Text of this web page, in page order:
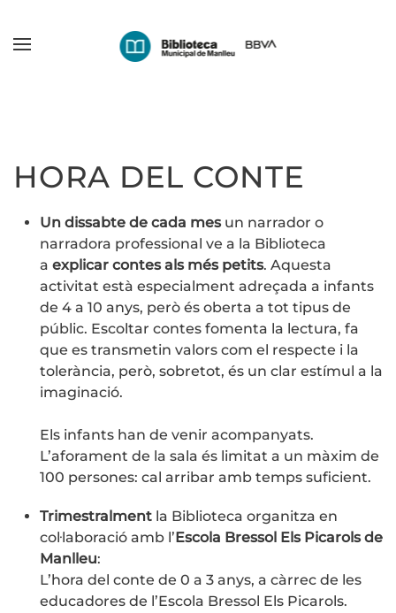
HORA DEL CONTE
Un dissabte de cada mesun narrador o
narradora professional ve a la Biblioteca
a explicar contes als més petits. Aquesta
activitat està especialment adreçada a infants
de 4 a 10 anys, però és oberta a tot tipus de
públic. Escoltar contes fomenta la lectura, fa
que es transmetin valors com el respecte i la
tolerància, però, sobretot, és un clar estímul a la
imaginació.
Els infants han de venir acompanyats.
L’aforament de la sala és limitat a un màxim de
100 persones: cal arribar amb temps suficient.
Trimestralment la Biblioteca organitza en
col·laboració amb l’Escola Bressol Els Picarols de
Manlleu:
L’hora del conte de 0 a 3 anys, a càrrec de les
educadores de l’Escola Bressol Els Picarols.